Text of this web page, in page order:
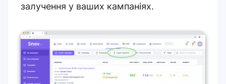
залучення у ваших кампаніях.